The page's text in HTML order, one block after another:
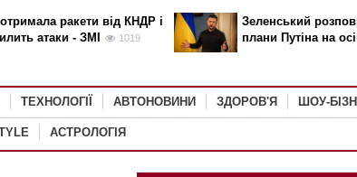
ракети від КНДР і
атаки - ЗМІ
1019
Зеленський
плани Путіна на
ТЕХНОЛОГІЇ АВТОНОВИНИ ЗДОРОВ'Я ШОУ-
АСТРОЛОГІЯ